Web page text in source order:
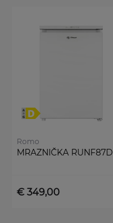
Romo
MRAZNIČKA
€ 349,00